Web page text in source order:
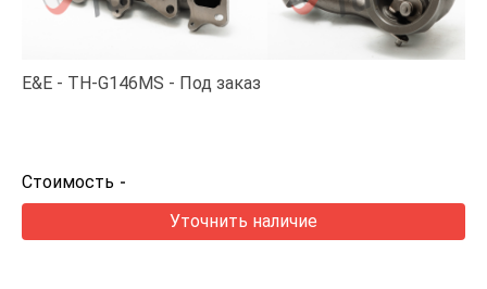
E&E TH-G146MS Под заказ
Стоимость -
Уточнить наличие